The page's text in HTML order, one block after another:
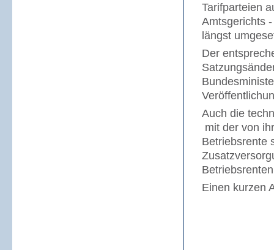
Tarifparteien
Amtsgerichts
längst
Der
Auch die
mit der von
Betriebsrente
Einen kurzen